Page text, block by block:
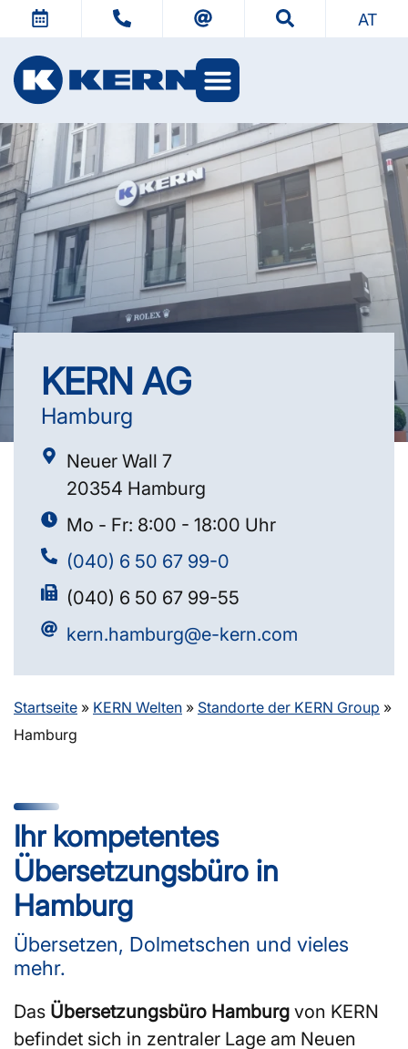
AT
KERN AG
Hamburg
Neuer Wall 7
20354 Hamburg
Mo - Fr: 8:00 - 18:00 Uhr
(040) 6 50 67 99-0
(040) 6 50 67 99-55
kern.hamburg@e-kern.com
Startseite » KERN Welten » Standorte der KERN Group »
Hamburg
Ihr kompetentes
Übersetzungsbüro in
Hamburg
Übersetzen, Dolmetschen und vieles
mehr.
Das Übersetzungsbüro Hamburg von KERN
befindet sich in zentraler Lage am Neuen